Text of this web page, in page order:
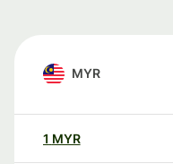
MYR
1 MYR